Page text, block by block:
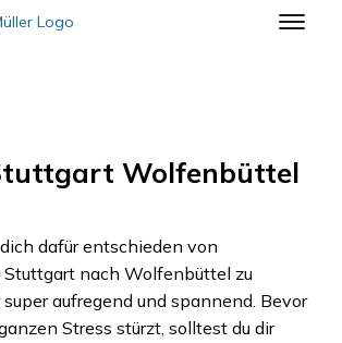
Wolfenbüttel
dafür entschieden von
Stuttgartnach Wolfenbüttel zu
aufregend und spannend. Bevor
Stress stürzt, solltest du dir